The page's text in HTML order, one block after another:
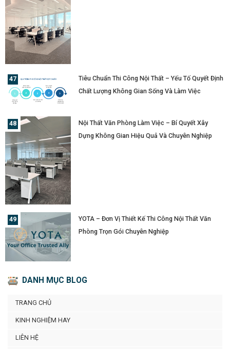
Tiêu Chuẩn Thi Công Nội Thất – Yếu Tố Quyết Định
Chất Lượng Không Gian Sống Và Làm Việc
Nội Thất Văn Phòng Làm Việc – Bí Quyết Xây
Dựng Không Gian Hiệu Quả Và Chuyên Nghiệp
YOTA – Đơn Vị Thiết Kế Thi Công Nội Thất Văn
Phòng Trọn Gói Chuyên Nghiệp
DANH MỤC BLOG
TRANG CHỦ
KINH NGHIỆM HAY
LIÊN HỆ